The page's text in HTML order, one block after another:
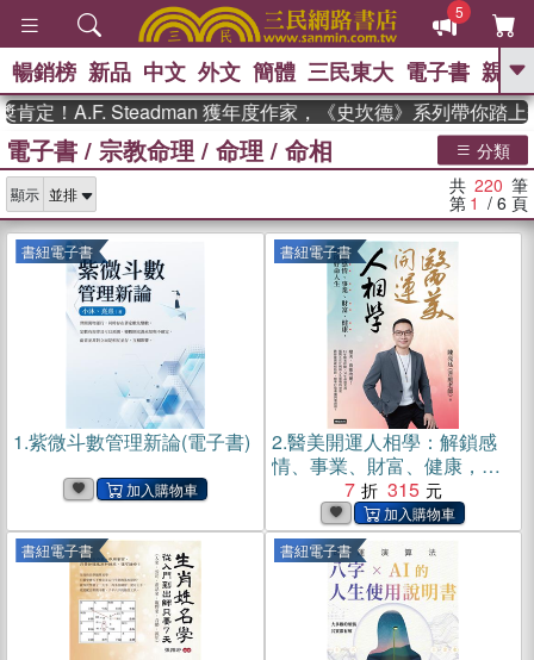
5
GO
熱搜： 東野圭吾 高希均教授回憶錄
、 The Odyssey 、 父親節 、 如果歷
國際布克
獎 臺灣漫遊錄 、 方念華 、 台灣的李
登輝時代 、 數學女孩：黎曼猜想
偉大的迷走神經
暢銷榜 新品 中文 外文 簡體 三民東大 電子書 親子
A.F. Steadman 獲年度作家，《史坎德》系列帶你踏上熱血奇
電子書 / 宗教命理 / 命理 / 命相 分類
顯示 共 220 筆
第 1 / 6 頁
書紐電子書
1.紫微斗數管理新論(電子書)
書紐電子書
2.醫美開運人相學：解鎖感
情、事業、財富、健康，開
啟好命人生(電子書)
7 315
書紐電子書 書紐電子書